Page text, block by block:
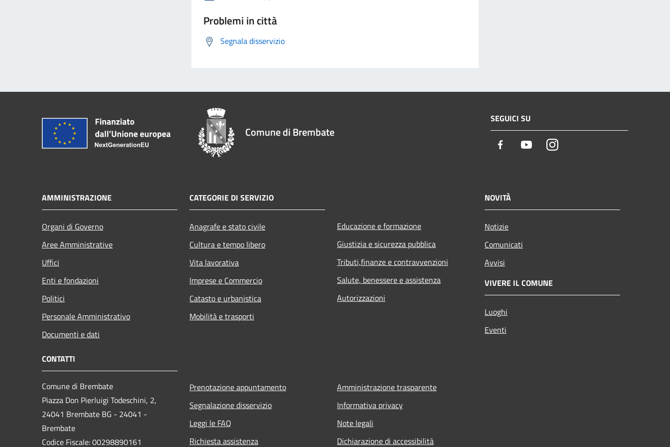
Problemi in città
Segnala disservizio
Comune di Brembate
SEGUICI SU
Facebook YoutubeInstagram
AMMINISTRAZIONE
Organi di Governo
Aree Amministrative
Uffici
Enti e fondazioni
Politici
Personale Amministrativo
Documenti e dati
CATEGORIE DI SERVIZIO
Anagrafe e stato civile
Cultura e tempo libero
Vita lavorativa
Imprese e Commercio
Catasto e urbanistica
Mobilità e trasporti
Educazione e formazione
Giustizia e sicurezza pubblica
Tributi,finanze e contravvenzioni
Salute, benessere e assistenza
Autorizzazioni
NOVITÀ
Notizie
Comunicati
Avvisi
VIVERE IL COMUNE
Luoghi
Eventi
CONTATTI
Comune di Brembate
Piazza Don Pierluigi Todeschini, 2,
24041 Brembate BG - 24041 -
Brembate
Codice Fiscale: 00298890161
Prenotazione appuntamento
Segnalazione disservizio
Leggi le FAQ
Richiesta assistenza
Amministrazione trasparente
Informativa privacy
Note legali
Dichiarazione di accessibilità